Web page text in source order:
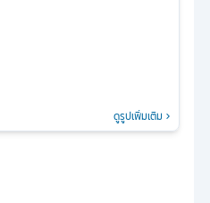
ดูรูปเพิ่มเติม